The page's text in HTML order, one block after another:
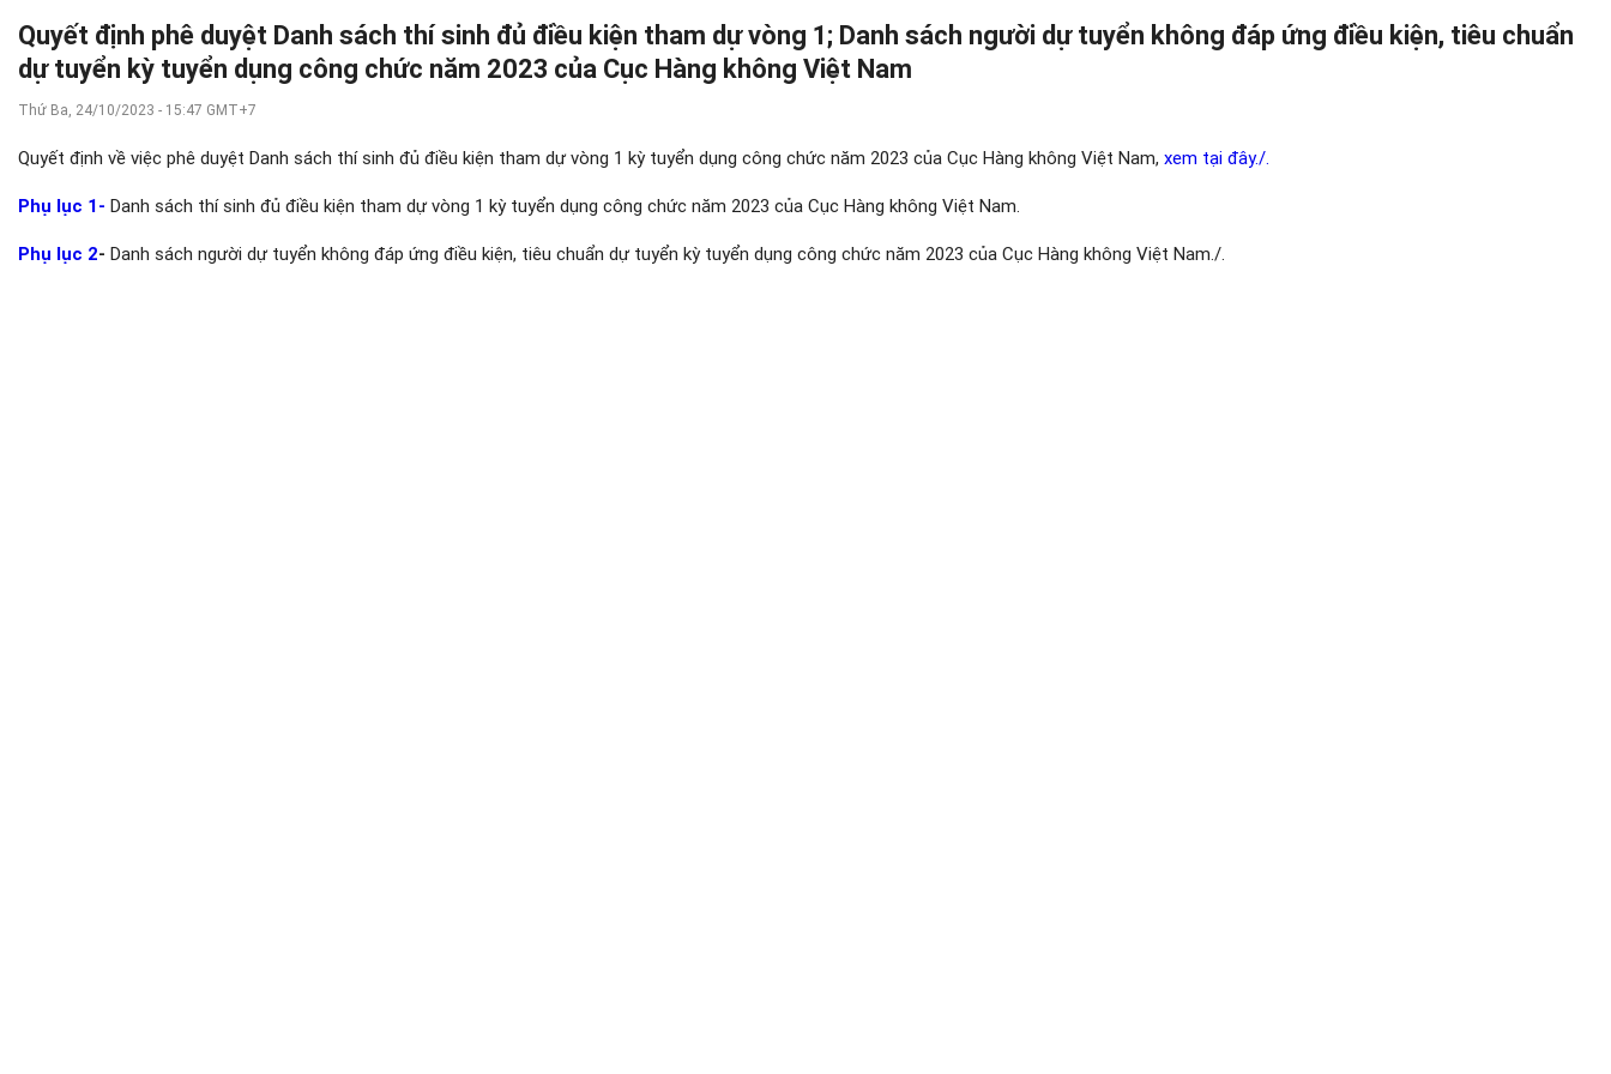
Quyết định phê duyệt Danh sách thí sinh đủ điều kiện tham dự vòng 1; Danh sách người dự tuyển không đáp ứng điều kiện, tiêu chuẩn
dự tuyển kỳ tuyển dụng công chức năm 2023 của Cục Hàng không Việt Nam
Thứ Ba, 24/10/2023 - 15:47 GMT+7
Quyết định về việc phê duyệt Danh sách thí sinh đủ điều kiện tham dựvòng 1 kỳ tuyển dụng công chức năm 2023 của Cục Hàng không Việt Nam, xem tại đây./.
Phụ lục 1- Danh sách thí sinh đủ điều kiện tham dựvòng 1 kỳ tuyển dụng công chức năm 2023 của Cục Hàng không Việt Nam.
Phụ lục 2- Danh sách người dự tuyển không đáp ứng điều kiện, tiêu chuẩn dự tuyển kỳ tuyển dụng công chức năm 2023 của Cục Hàng không Việt Nam./.